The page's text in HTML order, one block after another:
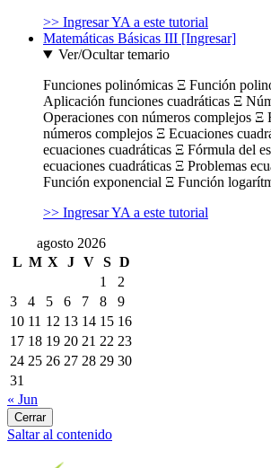
>> Ingresar YA a este tutorial
Matemáticas Básicas III [Ingresar]
Ver/Ocultar temario
Funciones polinómicas Ξ Función
Aplicación funciones cuadráticas Ξ
Operaciones con números complejos Ξ
números complejos Ξ Ecuaciones
ecuaciones cuadráticas Ξ Fórmula del
ecuaciones cuadráticas Ξ Problemas
Función exponencial Ξ Función
>> Ingresar YA a este tutorial
agosto 2026
L M X J V S D
1
2
3
4 5 6 7 8
9
10 11 12 13 14 15 16
17 18 19 20 21 22 23
24 25 26 27 28 29 30
31
« Jun
Cerrar
Saltar al contenido